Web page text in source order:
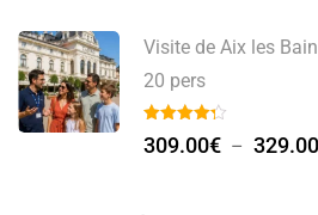
Visite de Aix les
20 pers
309.00€ – 329.00